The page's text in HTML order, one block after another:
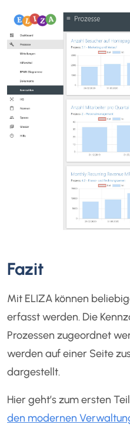
Fazit
Mit ELIZA können
erfasst werden. Die
Prozessen zugeordnet
werden auf einer Seite
dargestellt.
Hier geht’s zum ersten
den modernen